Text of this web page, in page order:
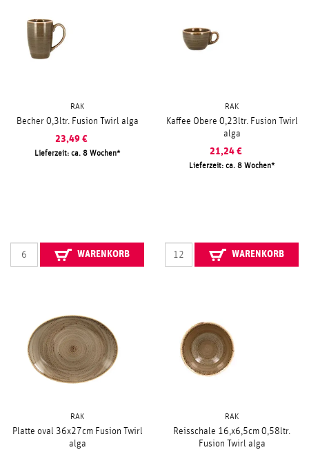
RAK
Becher 0,3ltr. Fusion Twirl alga
23,49 €
Lieferzeit: ca. 8 Wochen
WARENKORB
RAK
Kaffee Obere 0,23ltr. Fusion Twirl
alga
21,24 €
Lieferzeit: ca. 8 Wochen
WARENKORB
RAK
Platte oval 36x27cm Fusion Twirl
alga
RAK
Reisschale 16,x6,5cm 0,58ltr.
Fusion Twirl alga